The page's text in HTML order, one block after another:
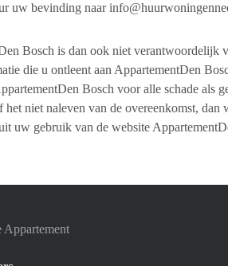
uw bevinding naar
Bosch is dan ook niet verantwoordelijk
die u ontleent aan AppartementDen
Bosch voor alle schade als
het niet naleven van de overeenkomst, dan
uw gebruik van de website